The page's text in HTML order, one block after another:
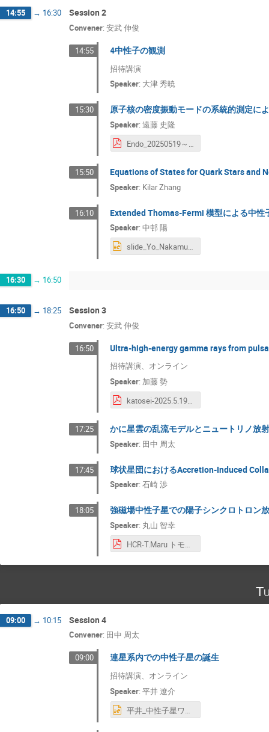
14:55 → 16:30 Session 2
Convener: 安武 伸俊
14:55 4中性子の観測
招待講演
Speaker: 大津 秀暁
15:30 原子核の密度振動モードの系統的測定に
Speaker:遠藤 史隆
Endo_20250519～中性子星の観測と理論～研究活性化ワークショップ2025提出用 遠藤史隆.pdf
15:50 Equations of States for Quark Stars and
Speaker: Kilar Zhang
16:10 Extended Thomas-Fermi 模型による中
Speaker:中邨 陽
slide_Yo_Nakamura 中邨陽.pptx
16:30 → 16:50
16:50 → 18:25 Session 3
Convener: 安武 伸俊
16:50 Ultra-high-energy gamma rays from
招待講演、オンライン
Speaker: 加藤 勢
katosei-2025.5.19 勢 加藤.pdf
17:25 かに星雲の乱流モデルとニュートリノ放
Speaker: 田中 周太
17:45 球状星団におけるAccretion-Induced
Speaker:石崎 渉
18:05 強磁場中性子星での陽子シンクロトロン
Speaker: 丸山 智幸
HCR-T.Maru トモユキ マルヤマ.pdf
09:00 → 10:15 Session 4
Convener: 田中 周太
09:00 連星系内での中性子星の誕生
招待講演、オンライン
Speaker:平井 遼介